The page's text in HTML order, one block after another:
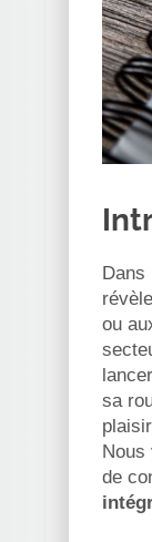
Dans
ou
sa
Nous
de